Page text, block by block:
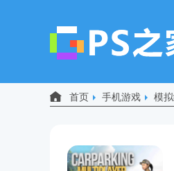
首页 手机游戏 模